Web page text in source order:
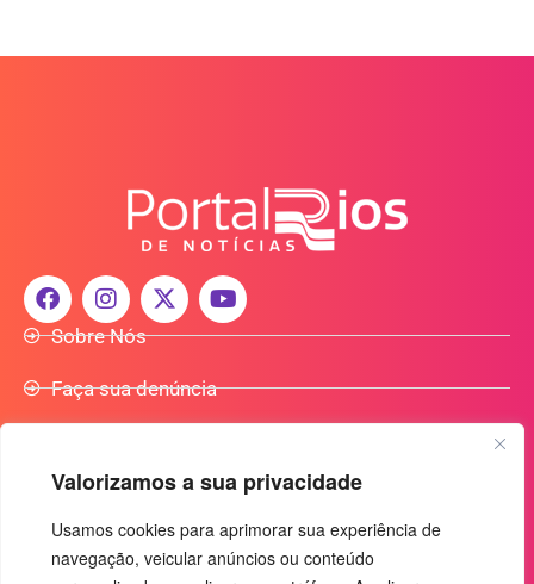
Valorizamos a sua privacidade
Usamos cookies para aprimorar sua experiência de
navegação, veicular anúncios ou conteúdo
Sobre Nós
Faça sua denúncia
Anuncie Conosco
+55 (92) 3085-7464